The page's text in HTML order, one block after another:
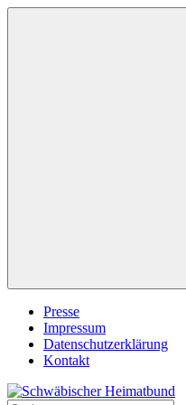
Zum
Presse
Impressum
Datenschutzerklärung
Kontakt